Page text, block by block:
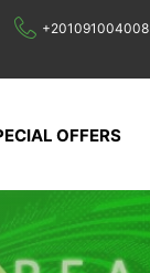
+201091004008
OFFERS